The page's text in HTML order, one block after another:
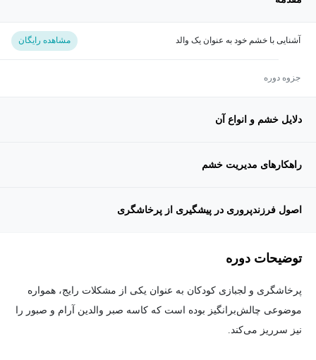
آشنایی با خشم خود به عنوان یک والد مشاهده رایگان
جزوه دوره
دلایل خشم و انواع آن
راهکارهای مدیریت خشم
اصول فرزندپروری در پیشگیری از پرخاشگری
توضیحات دوره
پرخاشگری و لجبازی کودکان به عنوان یکی از مشکلات رایج، همواره
موضوعی چالش‌برانگیز بوده است که کاسه صبر والدین آرام و صبور را
نیز سرریز می‌کند.